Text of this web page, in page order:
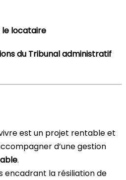
locataire
du Tribunal administratif
est un projet rentable et
d’une gestion
.
encadrant la résiliation de